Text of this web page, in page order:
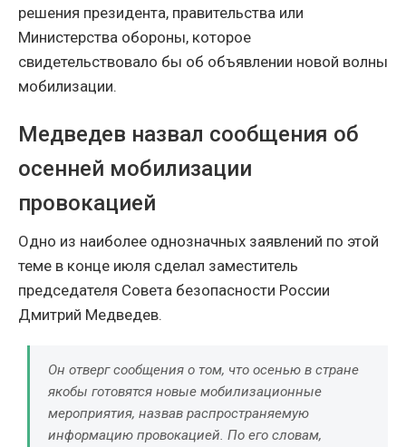
решения президента, правительства или
Министерства обороны, которое
свидетельствовало бы об объявлении новой волны
мобилизации.
Медведев назвал сообщения об
осенней мобилизации
провокацией
Одно из наиболее однозначных заявлений по этой
теме в конце июля сделал заместитель
председателя Совета безопасности России
Дмитрий Медведев.
Он отверг сообщения о том, что осенью в стране
якобы готовятся новые мобилизационные
мероприятия, назвав распространяемую
информацию провокацией. По его словам,